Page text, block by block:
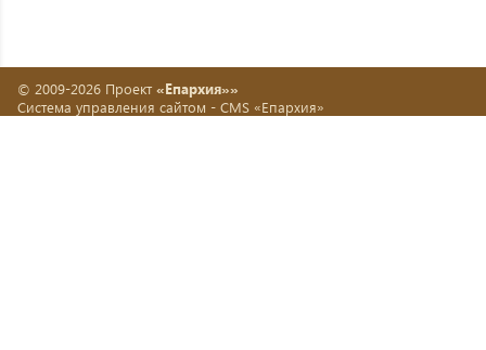
© 2009-2026 Проект «Епархия»»
Система управления сайтом - CMS «Епархия»